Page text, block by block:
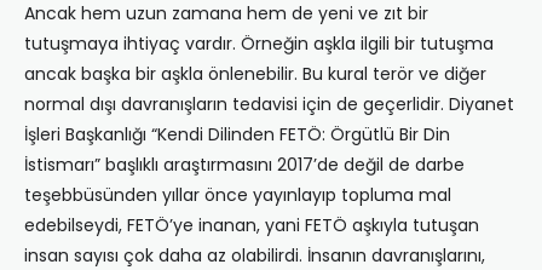
Ancak hem uzun zamana hem de yeni ve zıt bir
tutuşmaya ihtiyaç vardır. Örneğin aşkla ilgili bir tutuşma
ancak başka bir aşkla önlenebilir. Bu kural terör ve diğer
normal dışı davranışların tedavisi için de geçerlidir. Diyanet
İşleri Başkanlığı “Kendi Dilinden FETÖ: Örgütlü Bir Din
İstismarı” başlıklı araştırmasını 2017’de değil de darbe
teşebbüsünden yıllar önce yayınlayıp topluma mal
edebilseydi, FETÖ’ye inanan, yani FETÖ aşkıyla tutuşan
insan sayısı çok daha az olabilirdi. İnsanın davranışlarını,